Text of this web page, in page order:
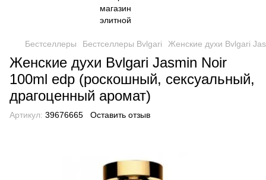
Бестселлеры Бестселлеры Bvlgari Женские духи Bvlgari
Женские духи Bvlgari Jasmin Noir
100ml edp (роскошный, сексуальный,
драгоценный аромат)
Артикул: 39676665 Оставить отзыв